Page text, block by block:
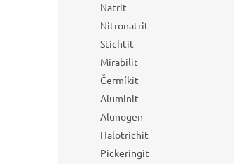
Natrit
Nitronatrit
Stichtit
Mirabilit
Čermíkit
Aluminit
Alunogen
Halotrichit
Pickeringit